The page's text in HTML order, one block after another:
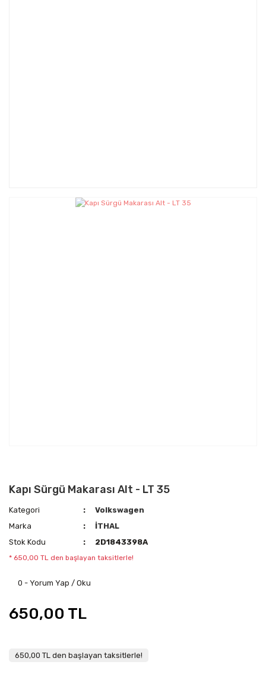
Kapı Sürgü Makarası Alt - LT 35
Kategori
Volkswagen
Marka
İTHAL
Stok Kodu
2D1843398A
* 650,00 TL den başlayan taksitlerle!
0 - Yorum Yap / Oku
650,00 TL
650,00 TL den başlayan taksitlerle!